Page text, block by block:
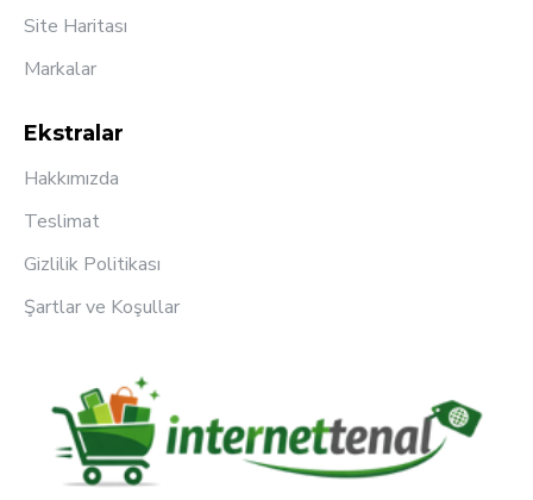
Site Haritası
Markalar
Ekstralar
Hakkımızda
Teslimat
Gizlilik Politikası
Şartlar ve Koşullar